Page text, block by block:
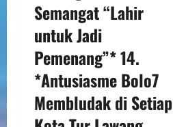
Semangat “Lahir
untuk Jadi
Pemenang”* 14.
*Antusiasme Bolo7
Membludak di Setiap